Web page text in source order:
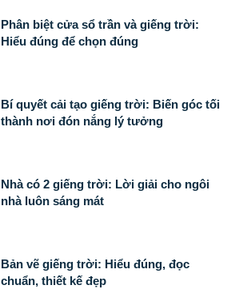
Phân biệt cửa sổ trần và giếng trời:
Hiểu đúng để chọn đúng
Bí quyết cải tạo giếng trời: Biến góc tối
thành nơi đón nắng lý tưởng
Nhà có 2 giếng trời: Lời giải cho ngôi
nhà luôn sáng mát
Bản vẽ giếng trời: Hiểu đúng, đọc
chuẩn, thiết kế đẹp